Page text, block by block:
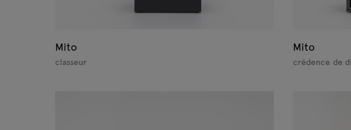
Mito
classeur
Mito
crédence de